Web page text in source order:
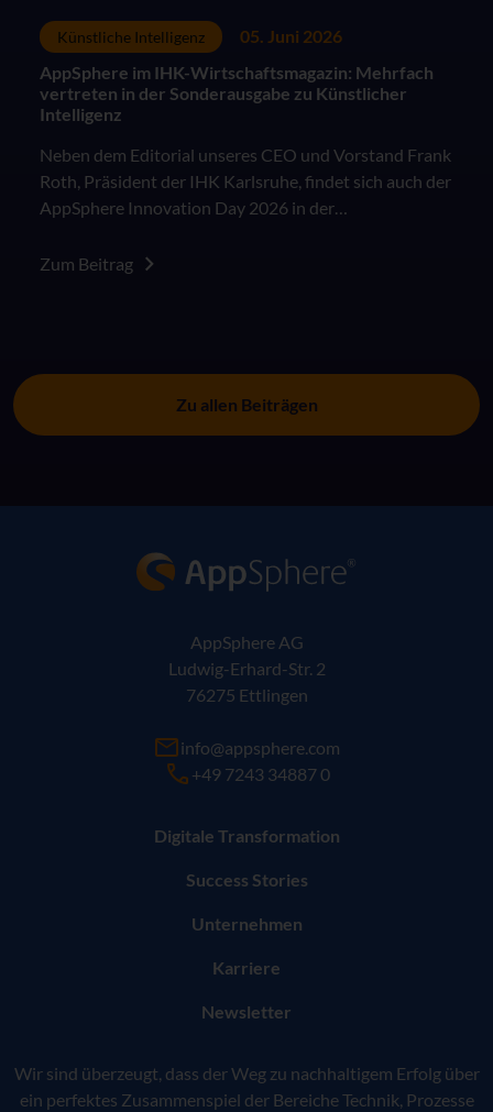
Künstliche Intelligenz
05. Juni 2026
AppSphere im IHK-Wirtschaftsmagazin: Mehrfach
vertreten in der Sonderausgabe zu Künstlicher
Intelligenz
Neben dem Editorial unseres CEO und Vorstand Frank
Roth, Präsident der IHK Karlsruhe, findet sich auch der
AppSphere Innovation Day 2026 in der
der Arbeitswelt: Besser als das Original?".
Zum Beitrag
Zu allen Beiträgen
AppSphere IT-Lösungsanbieter
AppSphere AG
Ludwig-Erhard-Str. 2
76275 Ettlingen
info@appsphere.com
+49 7243 34887 0
Digitale Transformation
Success Stories
Unternehmen
Karriere
Newsletter
Wir sind überzeugt, dass der Weg zu nachhaltigem Erfolg über
ein perfektes Zusammenspiel der Bereiche Technik, Prozesse